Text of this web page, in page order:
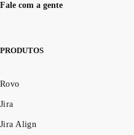
Fale com a gente
PRODUTOS
Rovo
Jira
Jira Align